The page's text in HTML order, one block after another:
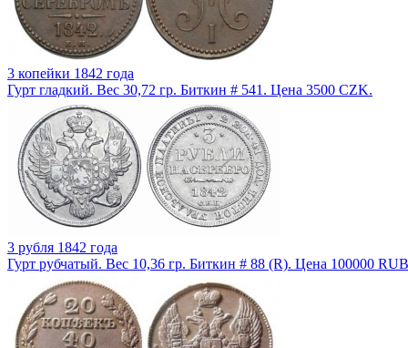
3 копейки 1842 года
Гурт гладкий. Вес 30,72 гр. Биткин # 541. Цена 3500 CZK.
3 рубля 1842 года
Гурт рубчатый. Вес 10,36 гр. Биткин # 88 (R). Цена 100000